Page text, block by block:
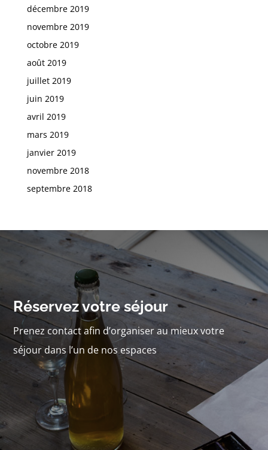
décembre 2019
novembre 2019
octobre 2019
août 2019
juillet 2019
juin 2019
avril 2019
mars 2019
janvier 2019
novembre 2018
septembre 2018
Réservez votre séjour
Prenez contact afin d’organiser au mieux votre
séjour dans l’un de nos espaces